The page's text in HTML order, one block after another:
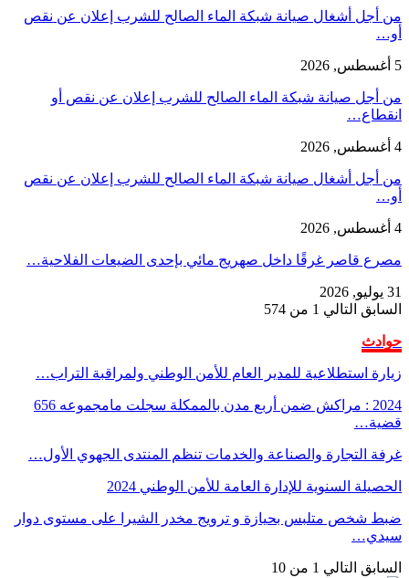
من أجل أشغال صيانة شبكة الماء الصالح للشرب إعلان عن نقص
أو…
5 أغسطس, 2026
من أجل صيانة شبكة الماء الصالح للشرب إعلان عن نقص أو
انقطاع…
4 أغسطس, 2026
من أجل أشغال صيانة شبكة الماء الصالح للشرب إعلان عن نقص
أو…
4 أغسطس, 2026
مصرع قاصر غرقًا داخل صهريج مائي بإحدى الضيعات الفلاحية…
31 يوليو, 2026
السابق التالي 1 من 574
حوادث
زيارة استطلاعية للمدير العام للأمن الوطني ولمراقبة التراب…
2024 : مراكش ضمن أربع مدن بالممكلة سجلت مامجموعه 656
قضية…
غرفة التجارة والصناعة والخدمات تنظم المنتدى الجهوي الأول…
الحصيلة السنوية للإدارة العامة للأمن الوطني 2024
ضبط شخص متلبس بحيازة و ترويج مخدر الشيرا على مستوى دوار
سيدي…
السابق التالي 1 من 10